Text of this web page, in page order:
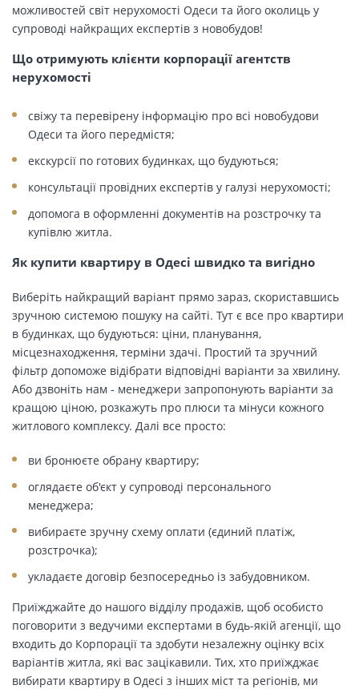
можливостей світ нерухомості Одеси та його околиць у
супроводі найкращих експертів з новобудов!
Що отримують клієнти корпорації агентств
нерухомості
свіжу та перевірену інформацію про всі новобудови
Одеси та його передмістя;
екскурсії по готових будинках, що будуються;
консультації провідних експертів у галузі нерухомості;
допомога в оформленні документів на розстрочку та
купівлю житла.
Як купити квартиру в Одесі швидко та вигідно
Виберіть найкращий варіант прямо зараз, скориставшись
зручною системою пошуку на сайті. Тут є все про квартири
в будинках, що будуються: ціни, планування,
місцезнаходження, терміни здачі. Простий та зручний
фільтр допоможе відібрати відповідні варіанти за хвилину.
Або дзвоніть нам - менеджери запропонують варіанти за
кращою ціною, розкажуть про плюси та мінуси кожного
житлового комплексу. Далі все просто:
ви бронюєте обрану квартиру;
оглядаєте об'єкт у супроводі персонального
менеджера;
вибираєте зручну схему оплати (єдиний платіж,
розстрочка);
укладаєте договір безпосередньо із забудовником.
Приїжджайте до нашого відділу продажів, щоб особисто
поговорити з ведучими експертами в будь-якій агенції, що
входить до Корпорації та здобути незалежну оцінку всіх
варіантів житла, які вас зацікавили. Тих, хто приїжджає
вибирати квартиру в Одесі з інших міст та регіонів, ми